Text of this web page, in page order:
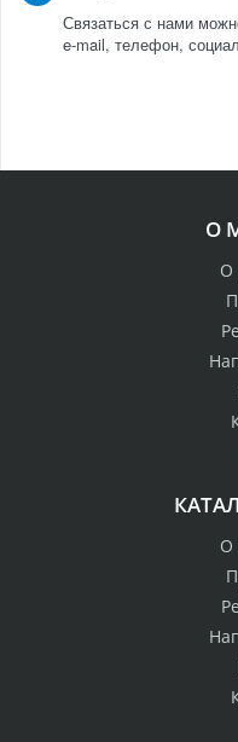
Связаться с нами
e-mail, телефон,
О
О
О